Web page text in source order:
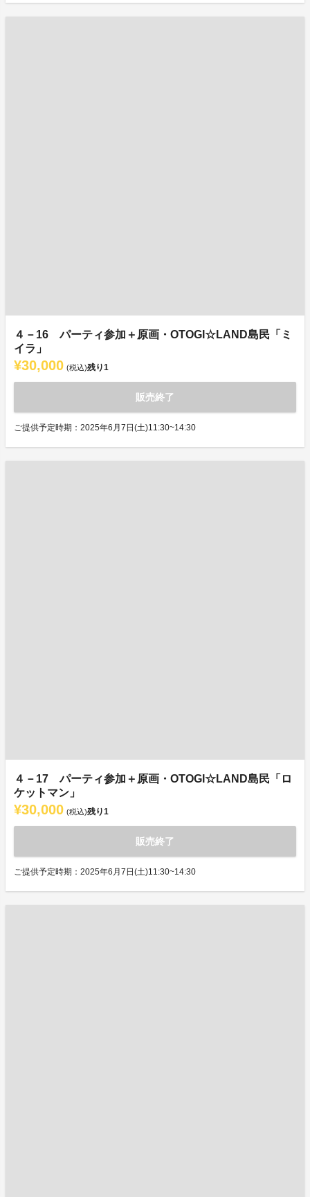
４－16 パーティ参加＋原画・OTOGI☆LAND島民「ミ
イラ」
¥30,000 (税込)残り1
販売終了
ご提供予定時期：2025年6月7日(土)11:30~14:30
４－17 パーティ参加＋原画・OTOGI☆LAND島民「ロ
ケットマン」
¥30,000 (税込)残り1
販売終了
ご提供予定時期：2025年6月7日(土)11:30~14:30